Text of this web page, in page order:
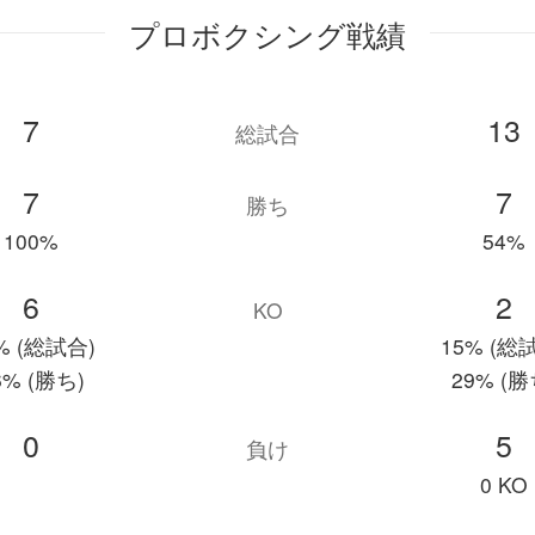
プロボクシング戦績
7 総試合
13
7
100%
勝ち 7
54%
6
(総試合)
(勝ち)
KO 2
15% (総
29% (勝
0 負け 5
0 KO